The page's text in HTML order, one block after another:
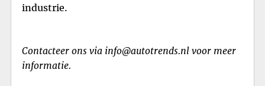
industrie.
Contacteer ons via info@autotrends.nl voor meer
informatie.